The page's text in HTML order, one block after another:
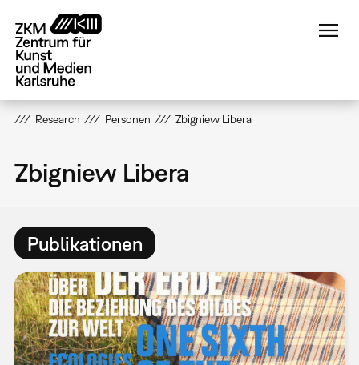
zum
Inhalt
Research Personen Zbigniew Libera
Zbigniew Libera
Publikationen